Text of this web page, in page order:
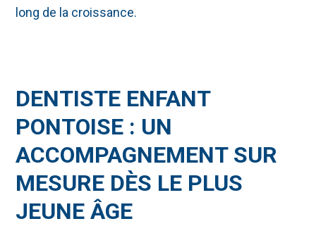
long de la croissance.
DENTISTE ENFANT
PONTOISE : UN
ACCOMPAGNEMENT SUR
MESURE DÈS LE PLUS
JEUNE ÂGE